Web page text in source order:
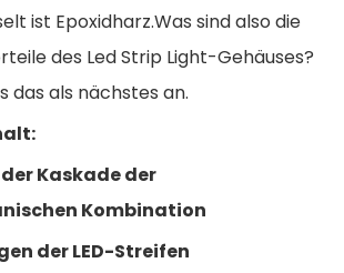
ist Epoxidharz.Was sind also die
des Led Strip Light-Gehäuses?
das als nächstes an.
Kaskade der
Kombination
der LED-Streifen